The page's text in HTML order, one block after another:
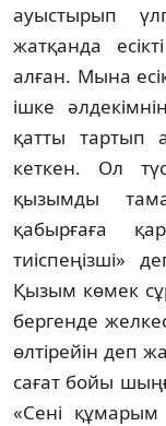
ауыстырып
жатқанда
алған. Мына
ішке
қатты
кеткен. Ол
қызымды
қабырғаға
тиіспеңізші»
Қызым көмек
бергенде
өлтірейін деп
сағат бойы
«Сені